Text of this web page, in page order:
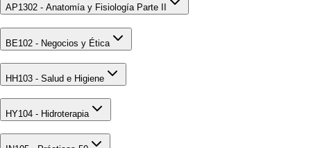
AP1302 - Anatomía y Fisiología Parte II
BE102 - Negocios y Ética
HH103 - Salud e Higiene
HY104 - Hidroterapia